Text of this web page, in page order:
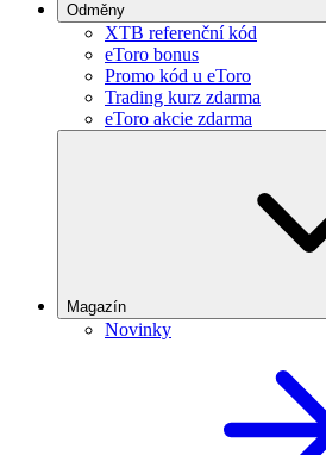
Odměny
XTB referenční kód
eToro bonus
Promo kód u eToro
Trading kurz zdarma
eToro akcie zdarma
Magazín
Novinky